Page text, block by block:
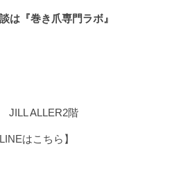
は 『巻き爪専門ラボ』
JILL ALLER2階
はこちら】